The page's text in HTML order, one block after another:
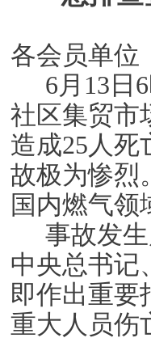
各会员单位
6月 13日
社区集贸市
造成25人死
故极为惨烈
国内燃气领
事故发
中央总书记
即作出重要
重大人员伤